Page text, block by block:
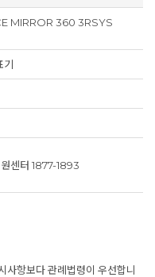
MIRROR 360 3RSYS
기
센터 1877-1893
사항보다 관례법령이 우선합니